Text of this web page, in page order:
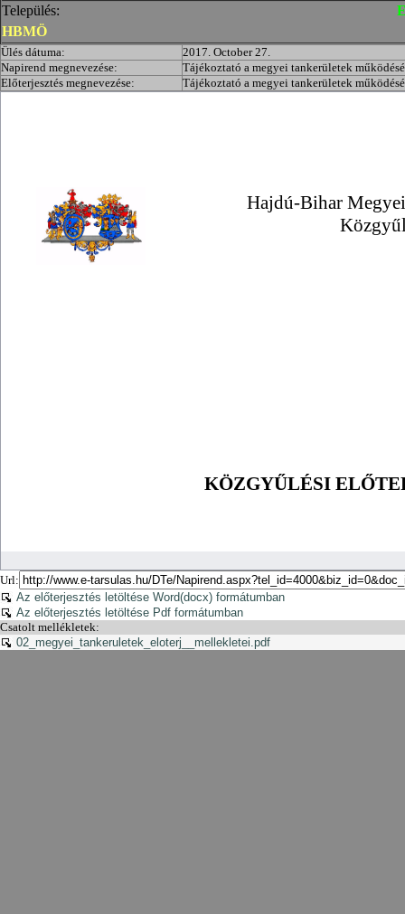
Település:
HBMÖ
Ülés dátuma:
2017. October 27.
Napirend megnevezése:
Tájékoztató a megyei tankerületek
Előterjesztés megnevezése:
Tájékoztató a megyei tankerületek
Url:
Az előterjesztés letöltése Word(docx) formátumban
Az előterjesztés letöltése Pdf formátumban
Csatolt mellékletek:
02_megyei_tankeruletek_eloterj__mellekletei.pdf